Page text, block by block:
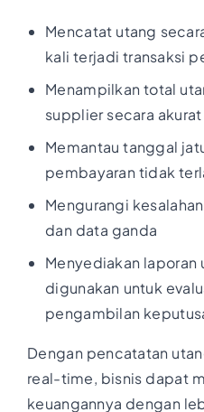
Mencatat utang
kali terjadi transaksi
Menampilkan total
supplier secara akurat
Memantau tanggal
pembayaran tidak
Mengurangi
dan data ganda
Menyediakan laporan
digunakan untuk
pengambilan
Dengan pencatatan
real-time, bisnis dapat
keuangannya dengan